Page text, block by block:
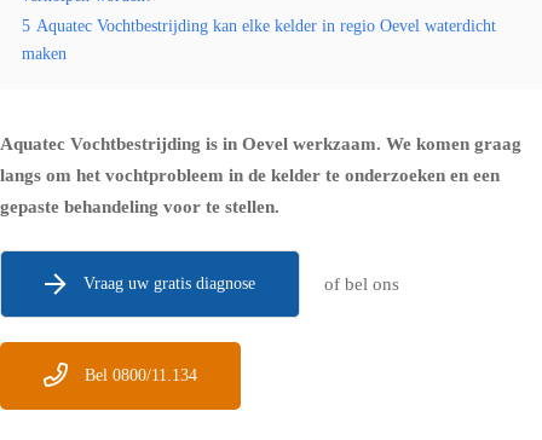
5 Aquatec Vochtbestrijding kan elke kelder in regio Oevel waterdicht
maken
Aquatec Vochtbestrijding is in Oevel werkzaam. We komen graag
langs om het vochtprobleem in de kelder te onderzoeken en een
gepaste behandeling voor te stellen.
Vraag uw gratis diagnose of bel ons
Bel 0800/11.134